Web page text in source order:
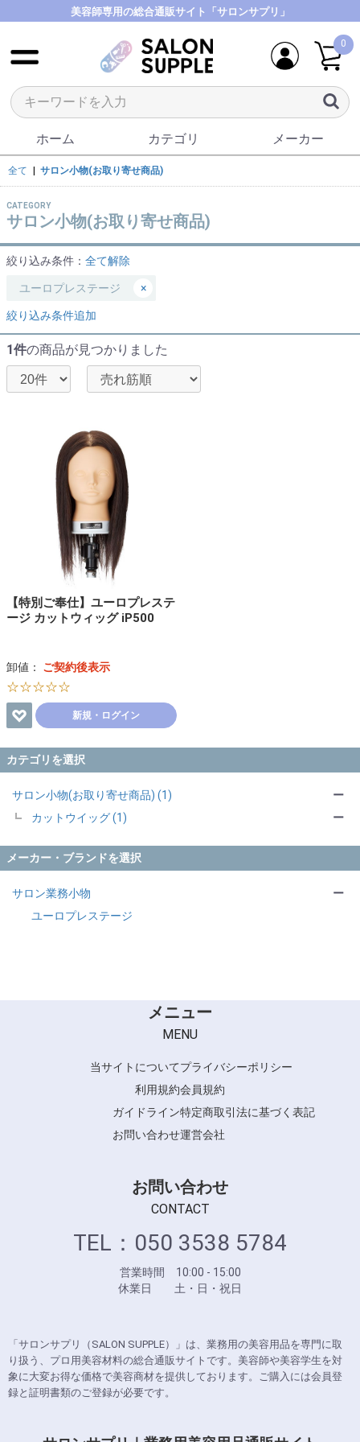
美容師専用の総合通販サイト「サロンサプリ」
0
ホーム カテゴリ メーカー
カテゴリを選択
サロン小物(お取り寄せ商品) (1)
カットウイッグ (1)
ー
ー
メーカー・ブランドを選択
サロン業務小物
ユーロプレステージ
ー
全て サロン小物(お取り寄せ商品)
CATEGORY
サロン小物(お取り寄せ商品)
絞り込み条件： 全て解除
ユーロプレステージ ×
絞り込み条件追加
1件の商品が見つかりました
【特別ご奉仕】ユーロプレステ
ージ カットウィッグ iP500
卸値： ご契約後表示
☆☆☆☆☆
新規・ログイン
メニュー
MENU
当サイトについてプライバシーポリシー
利用規約会員規約
ガイドライン特定商取引法に基づく表記
お問い合わせ運営会社
お問い合わせ
CONTACT
TEL：050 3538 5784
営業時間 10:00 - 15:00
休業日 土・日・祝日
「サロンサプリ（SALON SUPPLE）」は、業務用の美容用品を専門に取
り扱う、プロ用美容材料の総合通販サイトです。美容師や美容学生を対
象に大変お得な価格で美容商材を提供しております。ご購入には会員登
録と証明書類のご登録が必要です。